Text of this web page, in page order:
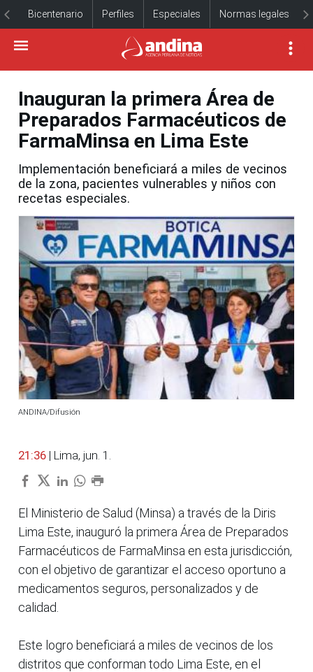
Bicentenario Perfiles Especiales Normas legales
Inauguran la primera Área de
Preparados Farmacéuticos de
FarmaMinsa en Lima Este
Implementación beneficiará a miles de vecinos
de la zona, pacientes vulnerables y niños con
recetas especiales.
ANDINA/Difusión
21:36 | Lima, jun. 1.
El Ministerio de Salud (Minsa) a través de la Diris
Lima Este, inauguró la primera Área de Preparados
Farmacéuticos de FarmaMinsa en esta jurisdicción,
con el objetivo de garantizar el acceso oportuno a
medicamentos seguros, personalizados y de
calidad.
Este logro beneficiará a miles de vecinos de los
distritos que conforman todo Lima Este, en el